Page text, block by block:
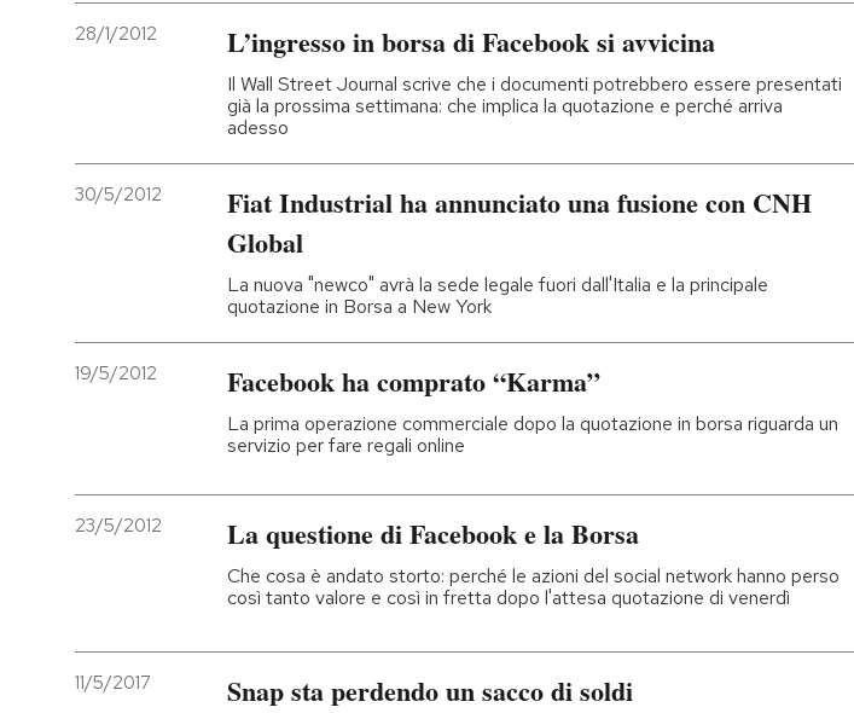
28/1/2012 L’ingresso in borsa di Facebook si avvicina
Il Wall Street Journal scrive che i documenti potrebbero essere presentati
già la prossima settimana: che implica la quotazione e perché arriva
adesso
30/5/2012
Fiat Industrial ha annunciato una fusione con CNH
Global
La nuova "newco" avrà la sede legale fuori dall'Italia e la principale
quotazione in Borsa a New York
19/5/2012 Facebook ha comprato “Karma”
La prima operazione commerciale dopo la quotazione in borsa riguarda un
servizio per fare regali online
23/5/2012 La questione di Facebook e la Borsa
Che cosa è andato storto: perché le azioni del social network hanno perso
così tanto valore e così in fretta dopo l'attesa quotazione di venerdì
11/5/2017 Snap sta perdendo un sacco di soldi